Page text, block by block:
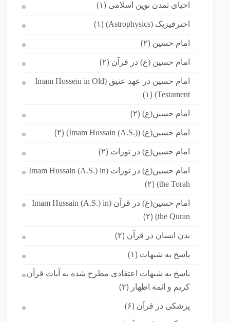
احیای تمدن نوین اسلامی (۱)
اخترفیزیک (Astrophysics) (۱)
امام حسین (۲)
امام حسین (ع) در قرآن (۲)
امام حسین در عهد عتیق (Imam Hossein in Old
Testament)
(۱)
امام حسین(ع) (۲)
امام حسین(ع) (Imam Hussain (A.S.)) (۲)
امام حسین(ع) در تورات (۲)
امام حسین(ع) در تورات (Imam Hussain (A.S.) in
the Torah)
(۲)
امام حسین(ع) در قرآن (Imam Hussain (A.S.) in
the Quran)
(۲)
بدن انسان در قرآن (۲)
پاسخ به شبهات (۱)
پاسخ به شبهات اعتقادی مطرح شده به آیات قرآن
کریم و ائمه اطهار
(۲)
پزشکی در قرآن (۶)